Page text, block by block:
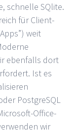
schnelle SQlite.
für Client-
weit
ebenfalls dort
Ist es
PostgreSQL
Office-
wir